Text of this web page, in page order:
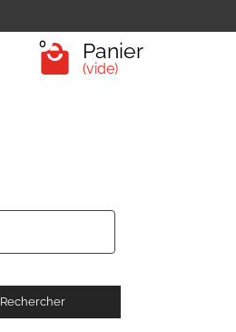
0 Panier
(vide)
Rechercher